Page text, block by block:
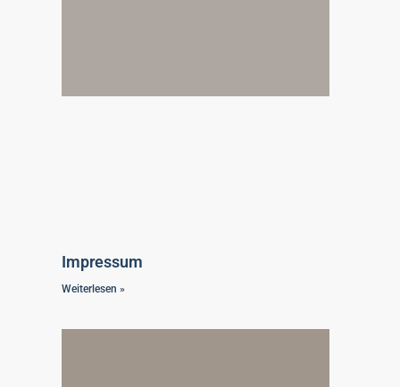
Impressum
Weiterlesen »